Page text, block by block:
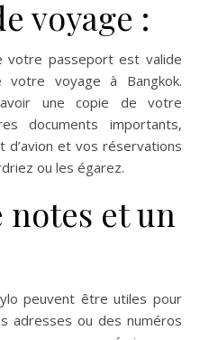
voyage :
votre passeport est valide
voyage à Bangkok.
une copie de votre
documents importants,
et vos réservations
ou les égarez.
notes et un
peuvent être utiles pour
adresses ou des numéros